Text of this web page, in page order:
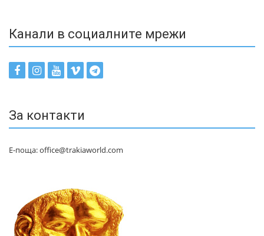
Канали в социалните мрежи
За контакти
Е-поща: office@trakiaworld.com